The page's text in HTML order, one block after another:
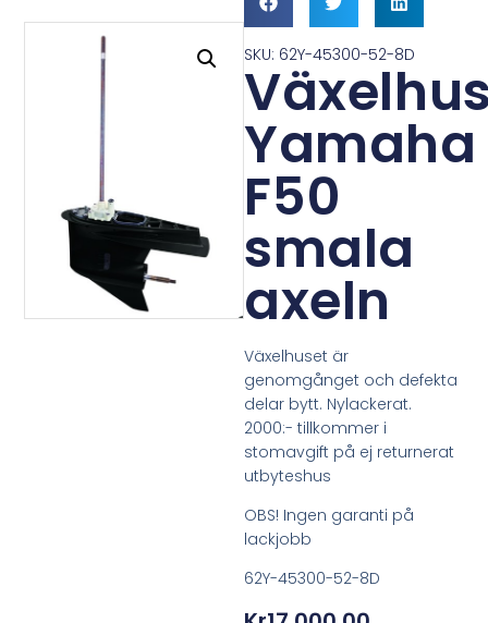
SKU: 62Y-45300-52-8D
Yamaha
F50
smala
axeln
Växelhuset är
genomgånget och defekta
delar bytt. Nylackerat.
2000:- tillkommer i
stomavgift på ej returnerat
utbyteshus
OBS! Ingen garanti på
lackjobb
62Y-45300-52-8D